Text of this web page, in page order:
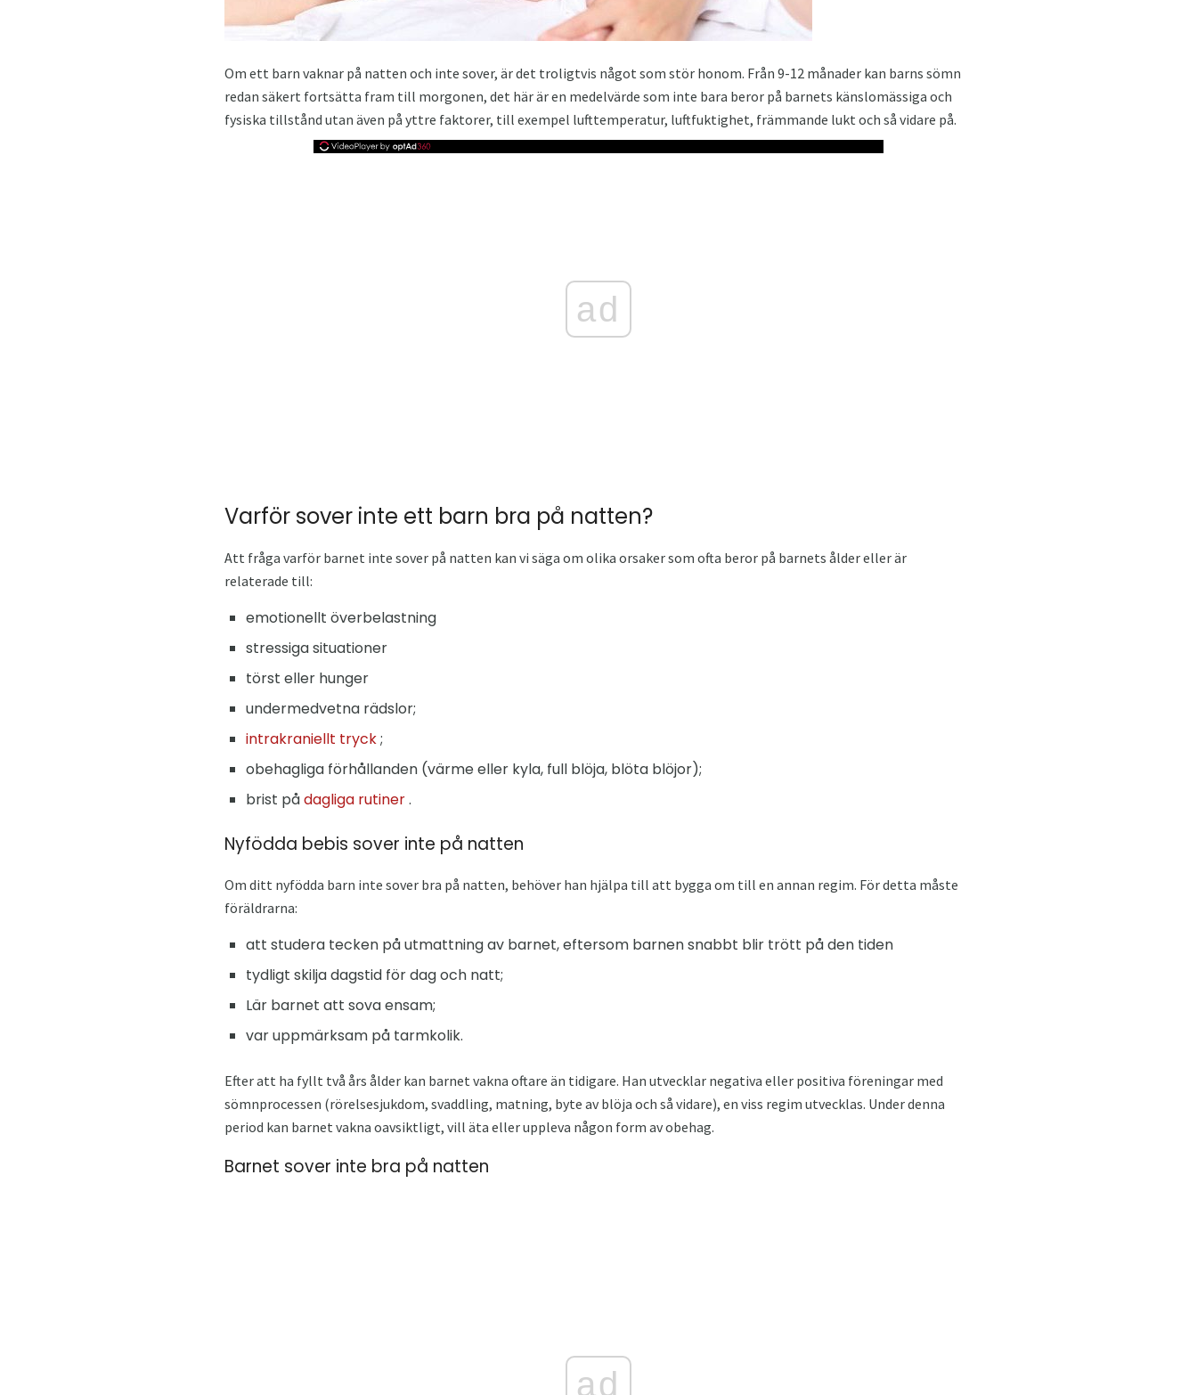
Om ett barn vaknar på natten och inte sover, är det troligtvis något som stör honom. Från 9-12 månader kan barns sömn
redan säkert fortsätta fram till morgonen, det här är en medelvärde som inte bara beror på barnets känslomässiga och
fysiska tillstånd utan även på yttre faktorer, till exempel lufttemperatur, luftfuktighet, främmande lukt och så vidare på.
ad
Varför sover inte ett barn bra på natten?
Att fråga varför barnet inte sover på natten kan vi säga om olika orsaker som ofta beror på barnets ålder eller är
relaterade till:
emotionellt överbelastning
stressiga situationer
törst eller hunger
undermedvetna rädslor;
intrakraniellt tryck;
obehagliga förhållanden (värme eller kyla, full blöja, blöta blöjor);
brist pådagliga rutiner.
Nyfödda bebis sover inte på natten
Om ditt nyfödda barn inte sover bra på natten, behöver han hjälpa till att bygga om till en annan regim. För detta måste
föräldrarna:
att studera tecken på utmattning av barnet, eftersom barnen snabbt blir trött på den tiden
tydligt skilja dagstid för dag och natt;
Lär barnet att sova ensam;
var uppmärksam på tarmkolik.
Efter att ha fyllt två års ålder kan barnet vakna oftare än tidigare. Han utvecklar negativa eller positiva föreningar med
sömnprocessen (rörelsesjukdom, svaddling, matning, byte av blöja och så vidare), en viss regim utvecklas. Under denna
period kan barnet vakna oavsiktligt, vill äta eller uppleva någon form av obehag.
Barnet sover inte bra på natten
ad